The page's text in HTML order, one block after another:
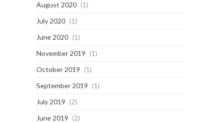
August 2020 (1)
July 2020 (1)
June 2020 (1)
November 2019 (1)
October 2019 (1)
September 2019 (1)
July 2019 (2)
June 2019 (2)